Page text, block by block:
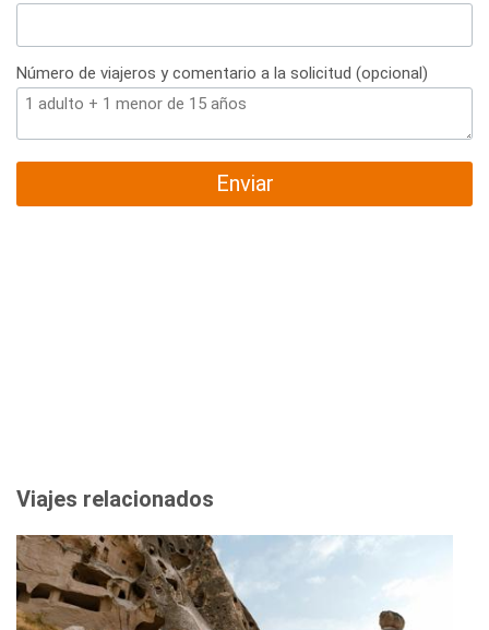
Número de viajeros y comentario a la solicitud (opcional)
Enviar
Viajes relacionados